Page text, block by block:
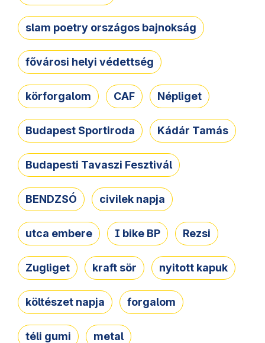
slam poetry országos bajnokság
fővárosi helyi védettség
körforgalom CAF Népliget
Budapest Sportiroda Kádár Tamás
Budapesti Tavaszi Fesztivál
BENDZSÓ civilek napja
utca embere I bike BP Rezsi
Zugliget kraft sör nyitott kapuk
költészet napja forgalom
téli gumi metal